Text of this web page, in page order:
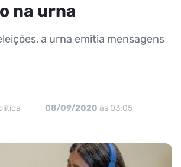
na urna
a urna emitia mensagens
08/09/2020 às 03:05